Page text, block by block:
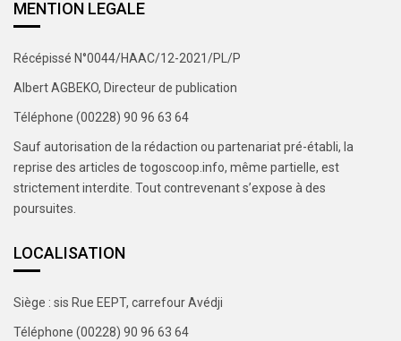
MENTION LEGALE
Récépissé N°0044/HAAC/12-2021/PL/P
Albert AGBEKO, Directeur de publication
Téléphone (00228) 90 96 63 64
Sauf autorisation de la rédaction ou partenariat pré-établi, la
reprise des articles de togoscoop.info, même partielle, est
strictement interdite. Tout contrevenant s’expose à des
poursuites.
LOCALISATION
Siège : sis Rue EEPT, carrefour Avédji
Téléphone (00228) 90 96 63 64